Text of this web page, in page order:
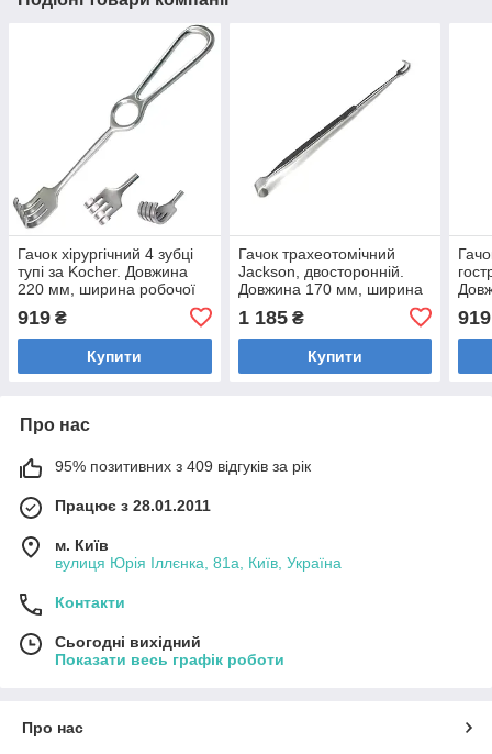
Гачок хірургічний 4 зубці
тупі за Kocher. Довжина
220 мм, ширина робочої
вигину 12 мм.
919 ₴
Купити
Гачок трахеотомічний
Jackson, двосторонній.
Довжина 170 мм, ширина
робочої частини 7 і 10 мм,
діаметр вигину
1 185₴
Купити
919
Про нас
95% позитивних з 409 відгуків за рік
Працює з 28.01.2011
м. Київ
вулиця Юрія Іллєнка, 81а, Київ, Україна
Контакти
Сьогодні вихідний
Показати весь графік роботи
Про нас